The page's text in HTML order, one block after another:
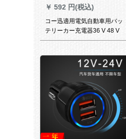
￥ 592 円(税込)
コー迅適用電気自動車用バッ
テリーカー充電器36 V 48 V
12 Ah 20 Ah 30 AHリチウム電